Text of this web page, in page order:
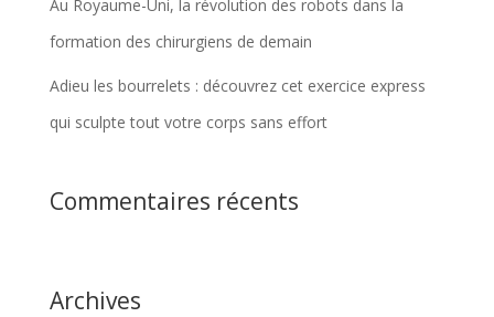
Au Royaume-Uni, la révolution des robots dans la
formation des chirurgiens de demain
Adieu les bourrelets : découvrez cet exercice express
qui sculpte tout votre corps sans effort
Commentaires récents
Archives